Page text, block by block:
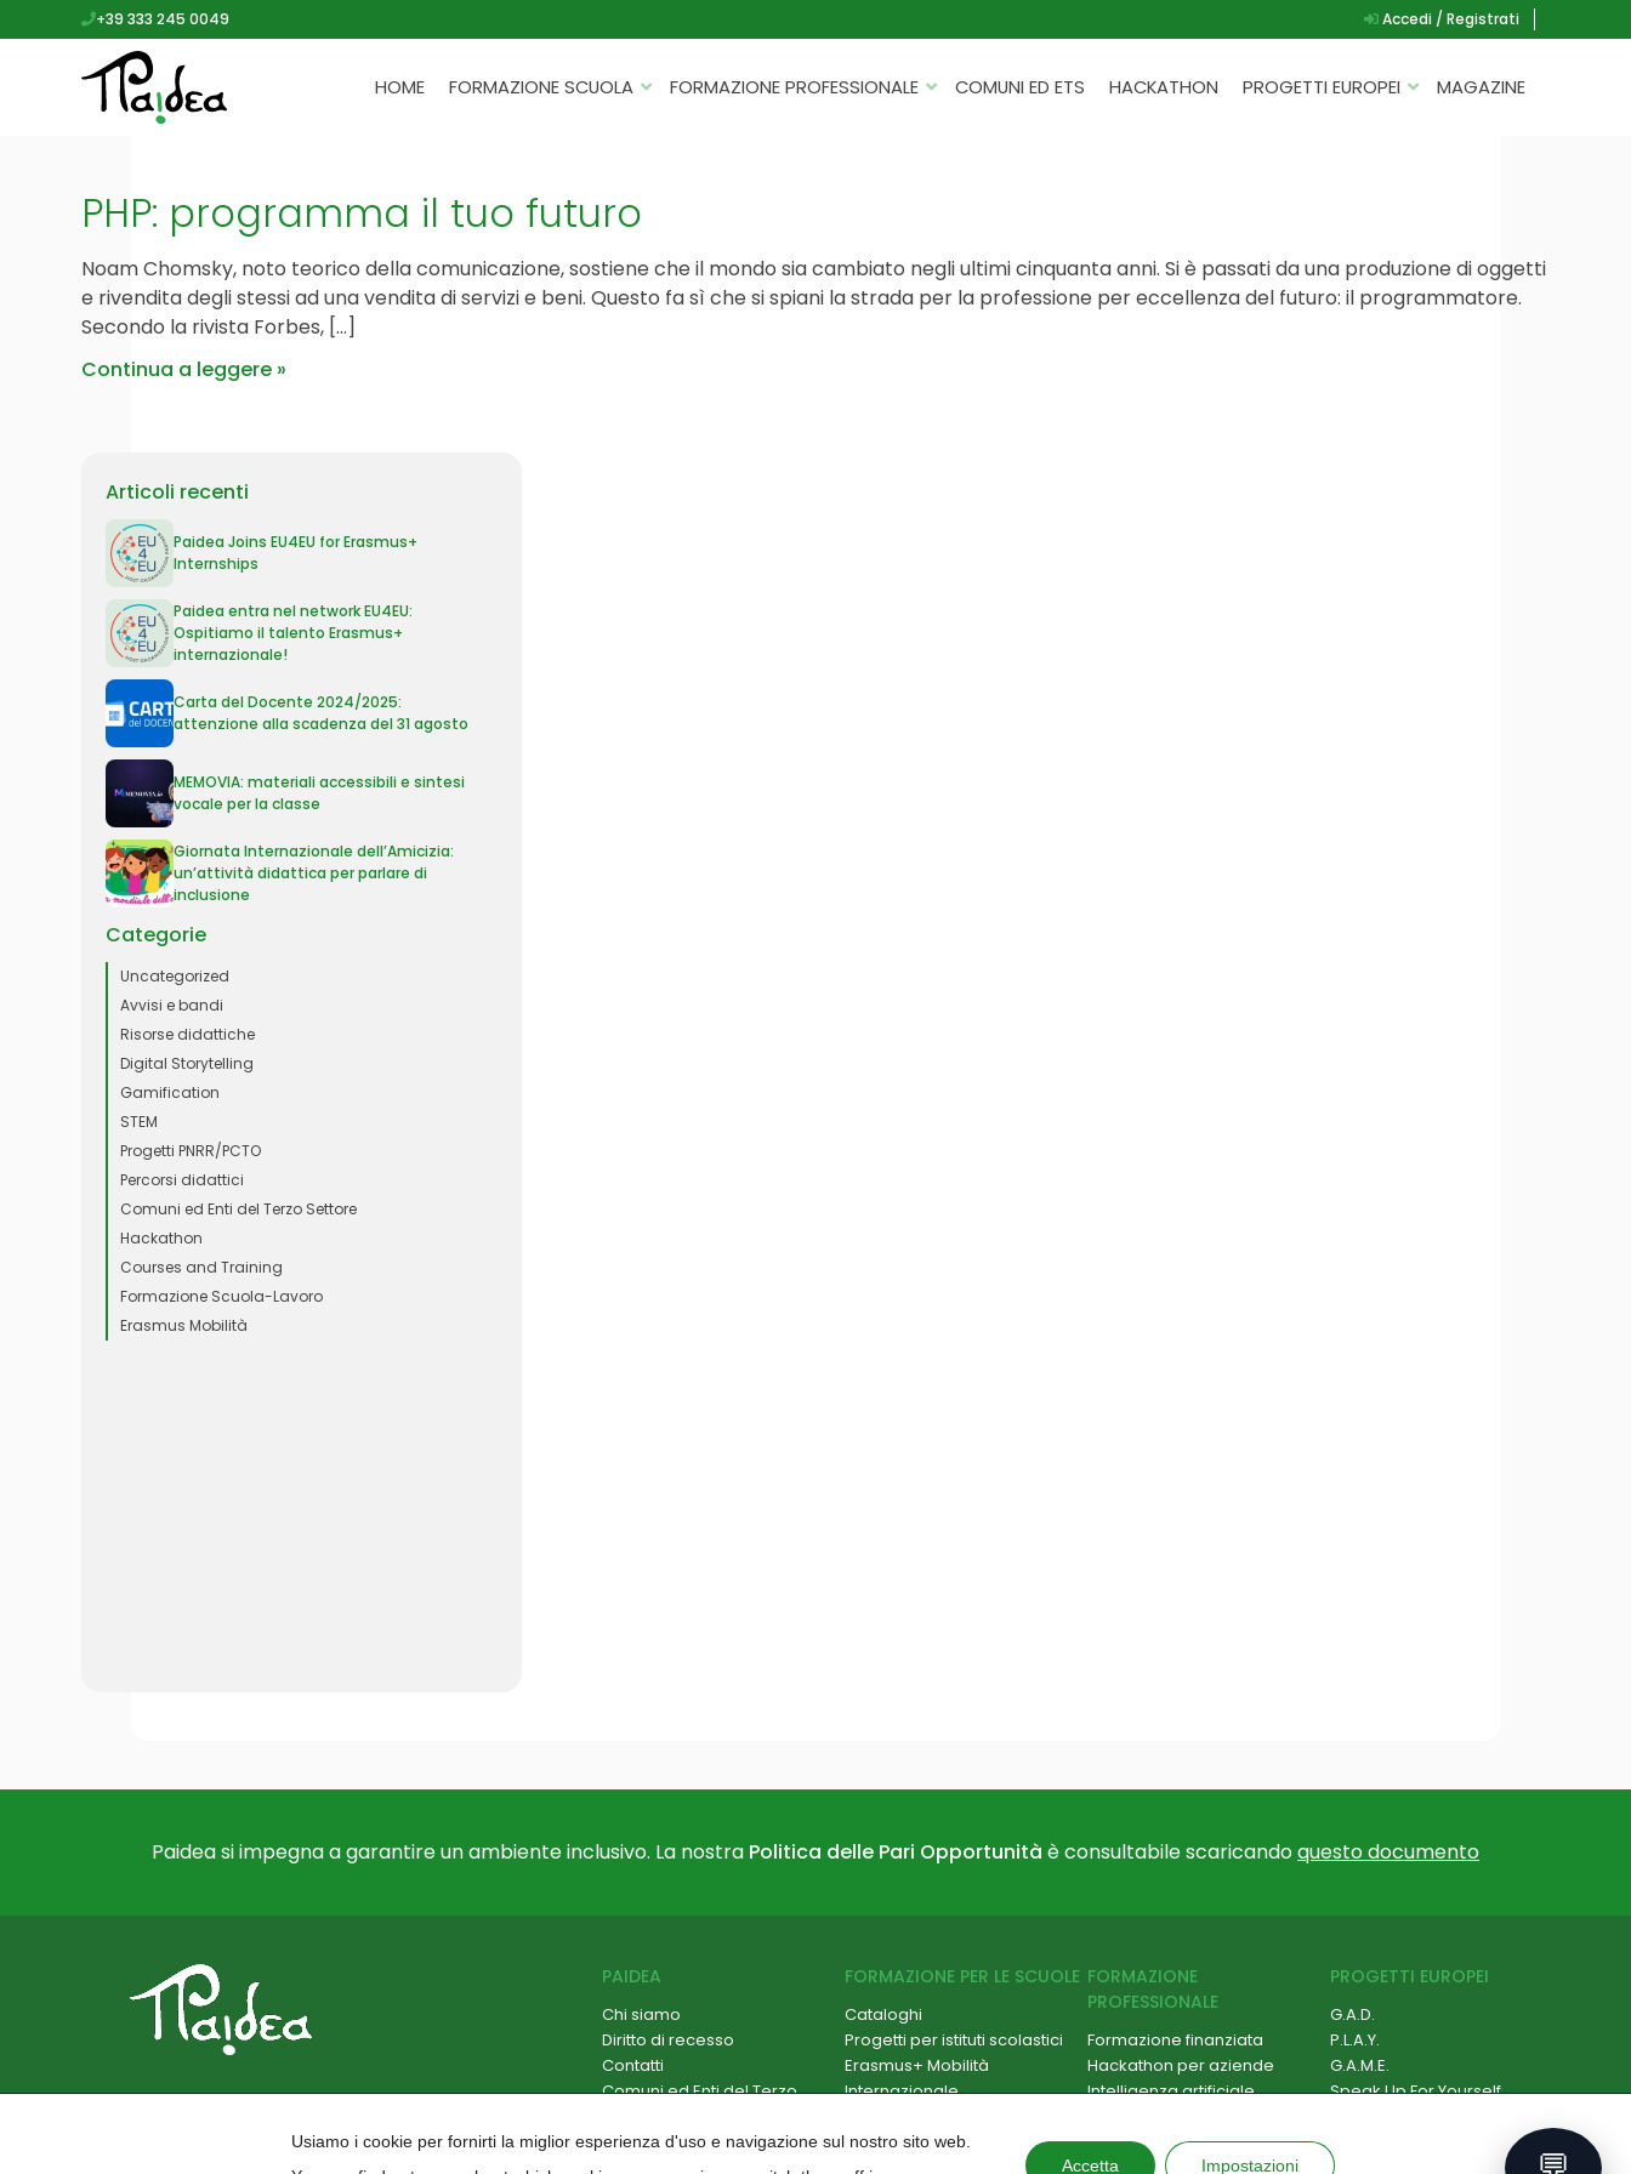
+39 333 245 0049 Accedi / Registrati
HOME FORMAZIONE SCUOLA
SCOLASTICI
ERASMUS+ MOBILITÀ
FSL/PCTO
FORMAZIONE PROFESSIONALE
CYBERSECURITY
COMUNI ED ETS HACKATHON PROGETTI EUROPEI
SPEAK UP FOR YOURSELF
MAGAZINE
PHP: programma il tuo futuro
Noam Chomsky, noto teorico della comunicazione, sostiene che il mondo sia cambiato negli ultimi cinquanta anni. Si è passati da una produzione di oggetti
e rivendita degli stessi ad una vendita di servizi e beni. Questo fa sì che si spiani la strada per la professione per eccellenza del futuro: il programmatore.
Secondo la rivista Forbes, […]
Continua a leggere
Articoli recenti
Paidea Joins EU4EU for Erasmus+
Internships
Paidea entra nel network EU4EU:
Ospitiamo il talento Erasmus+
internazionale!
Carta del Docente 2024/2025:
attenzione alla scadenza del 31 agosto
MEMOVIA: materiali accessibili e sintesi
vocale per la classe
Giornata Internazionale dell’Amicizia:
un’attività didattica per parlare di
inclusione
Categorie
Uncategorized
Avvisi e bandi
Risorse didattiche
Digital Storytelling
Gamification
STEM
Progetti PNRR/PCTO
Percorsi didattici
Comuni ed Enti del Terzo Settore
Hackathon
Courses and Training
Formazione Scuola-Lavoro
Erasmus Mobilità
Paidea si impegna a garantire un ambiente inclusivo. La nostra Politica delle Pari Opportunità è consultabile scaricandoquesto documento
PAIDEA
Chi siamo
Diritto di recesso
Contatti
Comuni ed Enti del Terzo
Hackathon
Paidea Magazine
FORMAZIONE PER LE SCUOLE
Cataloghi
Progetti per istituti scolastici
Erasmus+ Mobilità
Internazionale
PCTO
Progetti PNRR
FORMAZIONE
PROFESSIONALE
Formazione finanziata
Hackathon per aziende
Intelligenza artificiale
Robotica e IoT
Soft Skill e Management
PROGETTI EUROPEI
G.A.D.
P.L.A.Y.
G.A.M.E.
Speak Up For Yourself
Usiamo i cookie per fornirti la miglior esperienza d'uso e navigazione sul nostro sito web.
Accetta Impostazioni